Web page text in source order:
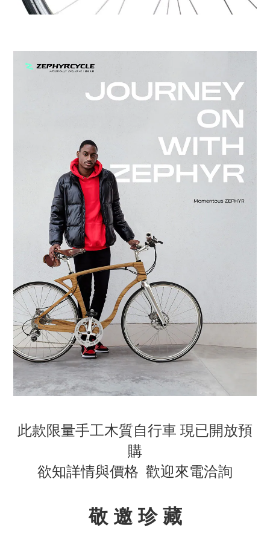
此款限量手工木質自行車 現已開放預
購
欲知詳情與價格 歡迎來電洽詢
敬 邀 珍 藏